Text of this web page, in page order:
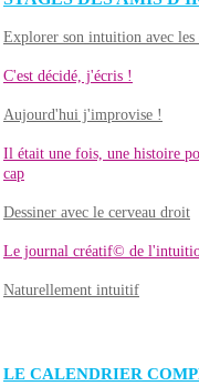
Explorer son intuition avec les
C'est décidé, j'écris !
Aujourd'hui j'improvise !
Il était une fois, une histoire
cap
Dessiner avec le cerveau droit
Le journal créatif© de
Naturellement intuitif
LE CALENDRIER